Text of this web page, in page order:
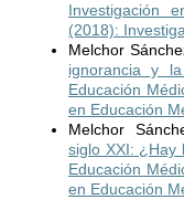
Investigación
(2018):
Melchor
ignorancia y
Educación
en Educación
Melchor
siglo XXI: ¿Hay
Educación
en Educación